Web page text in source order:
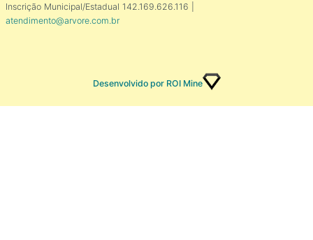
Inscrição Municipal/Estadual 142.169.626.116 |
atendimento@arvore.com.br
Desenvolvido por ROI Mine